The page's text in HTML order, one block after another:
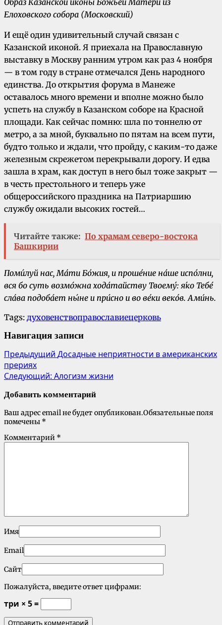
Елоховского собора (Московский)
И ещё один удивительный случай связан с
Казанской иконой. Я приехала на Православную
выставку в Москву ранним утром как раз 4 ноября
— в том году в стране отмечался День народного
единства. До открытия форума в Манеже
оставалось много времени и вполне можно было
успеть на службу в Казанском соборе на Красной
площади. Как сейчас помню: шла по тоннелю от
метро, а за мной, буквально по пятам на всем пути,
будто только и ждали, что пройду, с каким-то даже
железным скрежетом перекрывали дорогу. И едва
зашла в храм, как доступ в него был тоже закрыт —
в честь престольного и теперь уже
общероссийского праздника на Патриаршию
службу ожидали высоких гостей…
Читайте также: По храмам северо-востока
Башкирии
Поми́луй нас, Ма́ти Бо́жия, и проше́ние на́ше испо́лни,
вся бо суть возмо́жна хода́тайству Твоему́: я́ко Тебе́
сла́ва подоба́ет ны́не и при́сно и во ве́ки веко́в. Ами́нь.
Tags: духовенствоправославиецерковь
Навигация записи
Предыдущий Досадные неприятности в американских
прериях
Следующий: Алогизм жизни
Добавить комментарий
Ваш адрес email не будет опубликован.Обязательные поля
помечены *
Комментарий *
Имя
Email
Сайт
Пожалуйста, введите ответ цифрами:
три × 5 =